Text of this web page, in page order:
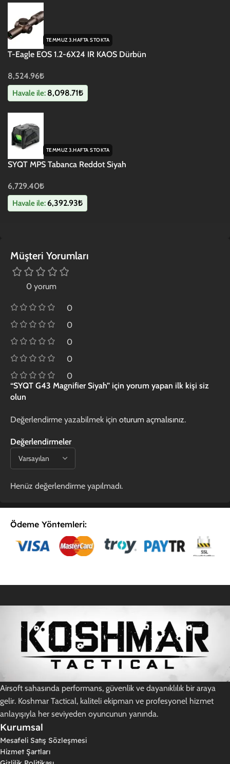
TEMMUZ 3.HAFTA STOKTA
T-Eagle EOS 1.2-6X24 IR KAOS Dürbün
8,524.96₺
Havale ile: 8,098.71₺
TEMMUZ 3.HAFTA STOKTA
SYQT MPS Tabanca Reddot Siyah
6,729.40₺
Havale ile:6,392.93₺
Müşteri Yorumları
0 yorum
0
0
0
0
0
Değerlendirmeler
Henüz değerlendirme yapılmadı.
“SYQT G43 Magnifier Siyah” için yorum yapan ilk kişi siz
olun
Değerlendirme yazabilmek için oturum açmalısınız.
Ödeme Yöntemleri:
Airsoft sahasında performans, güvenlik ve dayanıklılık bir araya
gelir. Koshmar Tactical, kaliteli ekipman ve profesyonel hizmet
anlayışıyla her seviyeden oyuncunun yanında.
Kurumsal
Mesafeli Satış Sözleşmesi
Hizmet Şartları